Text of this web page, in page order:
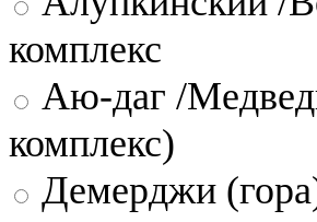
комплекс
Аю-даг /
комплекс)
Демерджи